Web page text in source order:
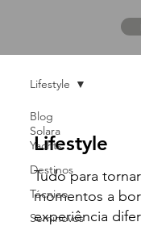
Blog
Solara
Yachts
Destinos
Técnico
Seminovos
Lifestyle
Lifestyle
Tudo para
momentos a
experiência